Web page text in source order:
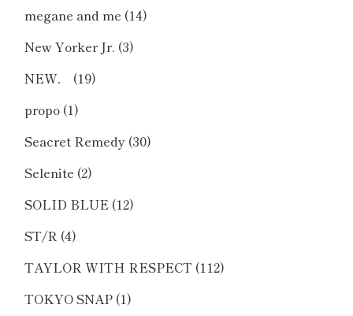
megane and me (14)
New Yorker Jr. (3)
NEW．
(19)
propo (1)
Seacret Remedy (30)
Selenite (2)
SOLID BLUE (12)
ST/R (4)
TAYLOR WITH RESPECT (112)
TOKYO SNAP (1)